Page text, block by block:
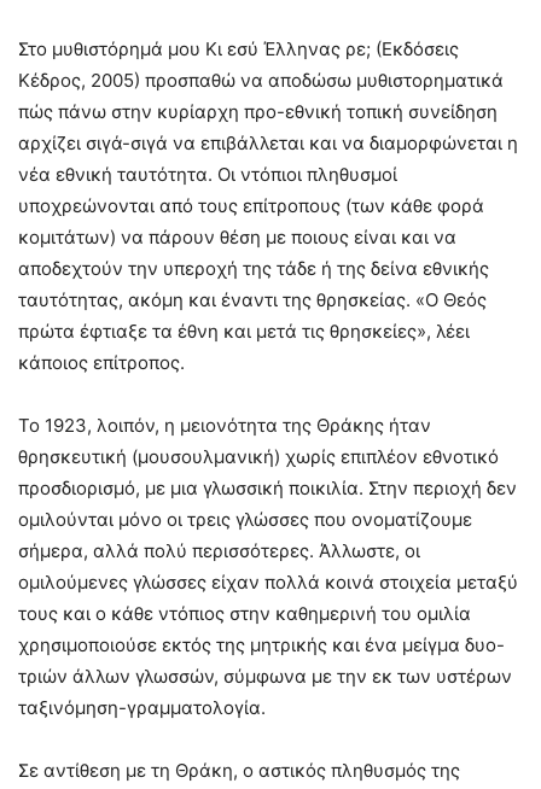
Στο μυθιστόρημά μου Κι εσύ Έλληνας ρε; (Εκδόσεις
Κέδρος, 2005) προσπαθώ να αποδώσω μυθιστορηματικά
πώς πάνω στην κυρίαρχη προ-εθνική τοπική συνείδηση
αρχίζει σιγά-σιγά να επιβάλλεται και να διαμορφώνεται η
νέα εθνική ταυτότητα. Οι ντόπιοι πληθυσμοί
υποχρεώνονται από τους επίτροπους (των κάθε φορά
κομιτάτων) να πάρουν θέση με ποιους είναι και να
αποδεχτούν την υπεροχή της τάδε ή της δείνα εθνικής
ταυτότητας, ακόμη και έναντι της θρησκείας. «Ο Θεός
πρώτα έφτιαξε τα έθνη και μετά τις θρησκείες», λέει
κάποιος επίτροπος.
Το 1923, λοιπόν, η μειονότητα της Θράκης ήταν
θρησκευτική (μουσουλμανική) χωρίς επιπλέον εθνοτικό
προσδιορισμό, με μια γλωσσική ποικιλία. Στην περιοχή δεν
ομιλούνται μόνο οι τρεις γλώσσες που ονοματίζουμε
σήμερα, αλλά πολύ περισσότερες. Άλλωστε, οι
ομιλούμενες γλώσσες είχαν πολλά κοινά στοιχεία μεταξύ
τους και ο κάθε ντόπιος στην καθημερινή του ομιλία
χρησιμοποιούσε εκτός της μητρικής και ένα μείγμα δυο-
τριών άλλων γλωσσών, σύμφωνα με την εκ των υστέρων
ταξινόμηση-γραμματολογία.
Σε αντίθεση με τη Θράκη, ο αστικός πληθυσμός της